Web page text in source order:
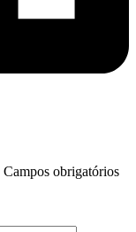
Campos obrigatórios